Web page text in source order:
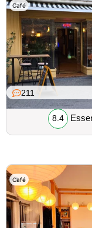
Café
211
8.4
Café